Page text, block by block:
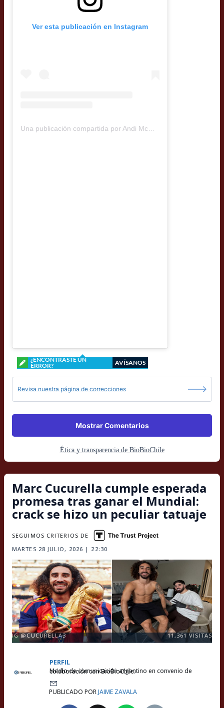
Ver esta publicación en Instagram
Una publicación compartida por Andi McRostie (@gringaperochilena)
¿ENCONTRASTE UN
ERROR?
AVÍSANOS
Revisa nuestra página de correcciones
Mostrar Comentarios
Ética y transparencia de BioBioChile
Marc Cucurella cumple esperada
promesa tras ganar el Mundial:
crack se hizo un peculiar tatuaje
MARTES 28 JULIO, 2026 | 22:30
SEGUIMOS CRITERIOS DE
IG @CUCURELLA3 11,361VISITAS
PERFIL
Medio de comunicación argentino en convenio de colaboración con BioBioChile.
PUBLICADO PORJAIME ZAVALA